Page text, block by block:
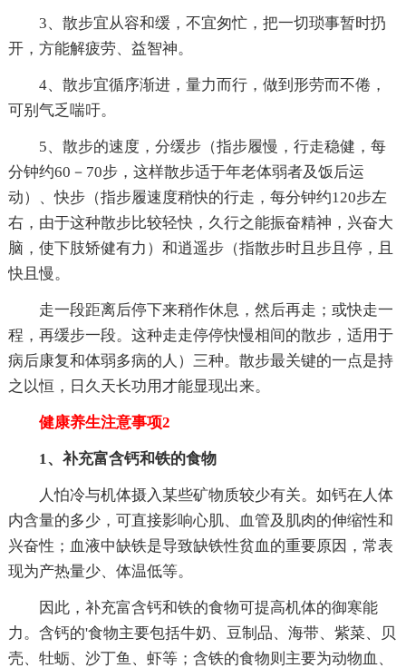
3、散步宜从容和缓，不宜匆忙，把一切琐事暂时扔
开，方能解疲劳、益智神。
4、散步宜循序渐进，量力而行，做到形劳而不倦，
可别气乏喘吁。
5、散步的速度，分缓步（指步履慢，行走稳健，每
分钟约60－70步，这样散步适于年老体弱者及饭后运
动）、快步（指步履速度稍快的行走，每分钟约120步左
右，由于这种散步比较轻快，久行之能振奋精神，兴奋大
脑，使下肢矫健有力）和逍遥步（指散步时且步且停，且
快且慢。
走一段距离后停下来稍作休息，然后再走；或快走一
程，再缓步一段。这种走走停停快慢相间的散步，适用于
病后康复和体弱多病的人）三种。散步最关键的一点是持
之以恒，日久天长功用才能显现出来。
健康养生注意事项2
1、补充富含钙和铁的食物
人怕冷与机体摄入某些矿物质较少有关。如钙在人体
内含量的多少，可直接影响心肌、血管及肌肉的伸缩性和
兴奋性；血液中缺铁是导致缺铁性贫血的重要原因，常表
现为产热量少、体温低等。
因此，补充富含钙和铁的食物可提高机体的御寒能
力。含钙的'食物主要包括牛奶、豆制品、海带、紫菜、贝
壳、牡蛎、沙丁鱼、虾等；含铁的食物则主要为动物血、